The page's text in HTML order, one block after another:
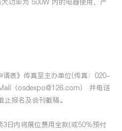
请表》传真至主办单位(传真：020-
（osdexpo@126.com） 并电话
报名及会刊截稿。
日内将展位费用全款(或50%预付